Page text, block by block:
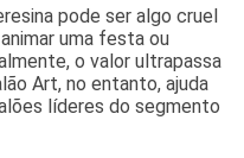
pode ser algo cruel
uma festa ou
o valor ultrapassa
Art, no entanto, ajuda
líderes do segmento